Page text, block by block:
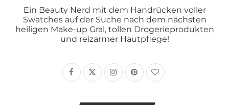
Ein Beauty Nerd mit dem Handrücken voller
Swatches auf der Suche nach dem nächsten
heiligen Make-up Gral, tollen Drogerieprodukten
und reizarmer Hautpflege!